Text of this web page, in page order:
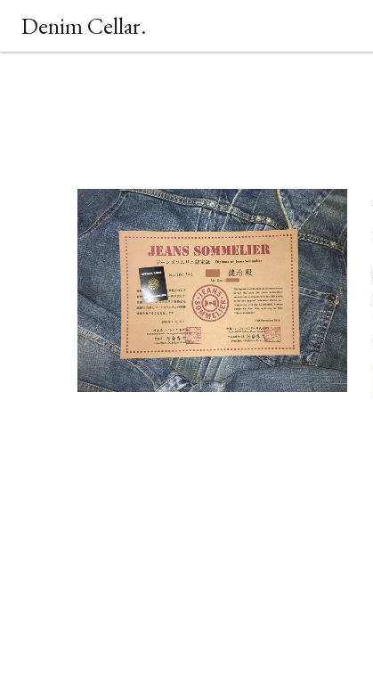
Denim Cellar.